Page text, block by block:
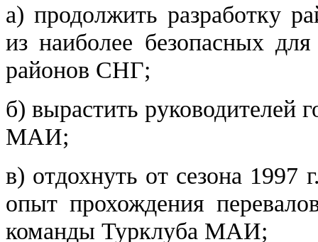
а) продолжить разработку
из наиболее безопасных
районов СНГ;
б) вырастить руководителей
МАИ;
в) отдохнуть от сезона 1997
опыт прохождения
команды Турклуба МАИ;